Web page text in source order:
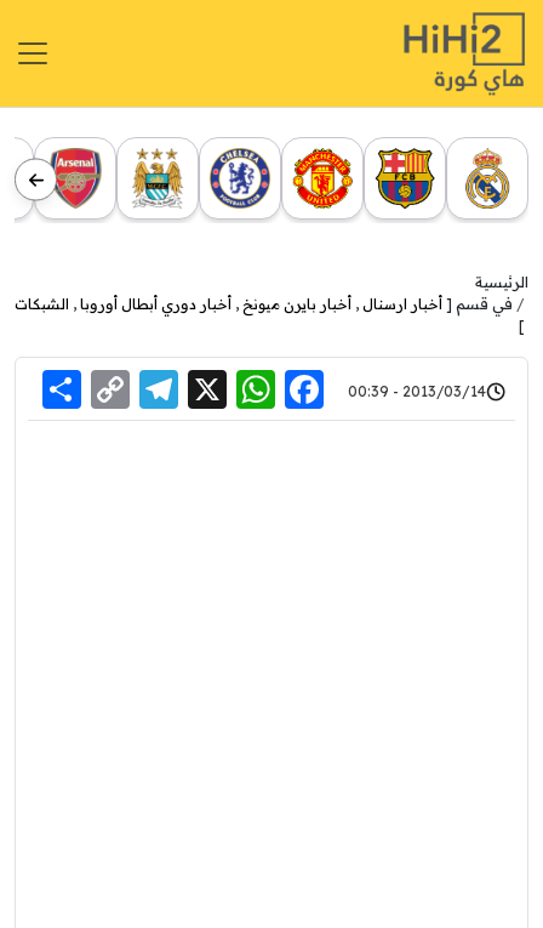
[أخبار ارسنال, أخبار بايرن ميونخ,أخبار دوري أبطال أوروبا, الشبكات
2013/03/14 -
Facebook
WhatsApp
X
Telegram
Copy
Link